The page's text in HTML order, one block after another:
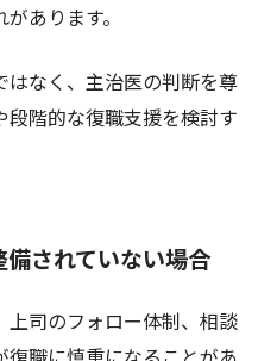
あります。
なく、主治医の判断を尊
階的な復職支援を検討す
されていない場合
司のフォロー体制、相談